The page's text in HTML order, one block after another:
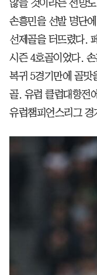
않을 것이라는 전망
손흥민을 선발 명단
선제골을 터뜨렸다.
시즌 4호골이었다.
복귀 5경기만에 골맛
골. 유럽 클럽대항전
유럽챔피언스리그